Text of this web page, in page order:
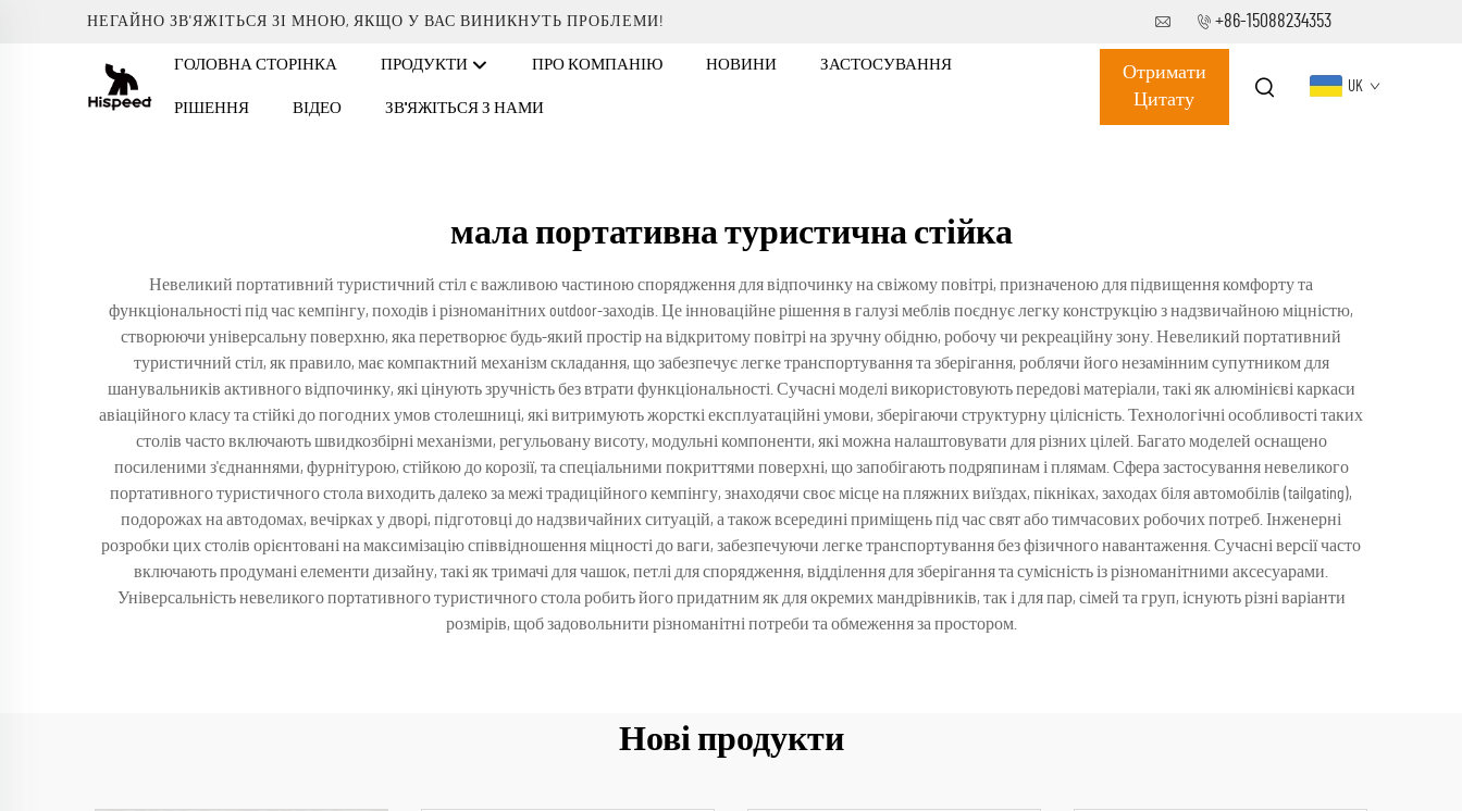
НЕГАЙНО ЗВ'ЯЖІТЬСЯ ЗІ МНОЮ, ЯКЩО У ВАС ВИНИКНУТЬ ПРОБЛЕМИ! +86-15088234353
ГОЛОВНА СТОРІНКА ПРОДУКТИ ПРО КОМПАНІЮ НОВИНИ ЗАСТОСУВАННЯ
РІШЕННЯ ВІДЕО ЗВ'ЯЖІТЬСЯ З НАМИ
Отримати
Цитату
UK
мала портативна туристична стійка
Невеликий портативний туристичний стіл є важливою частиною спорядження для відпочинку на свіжому повітрі, призначеною для підвищення комфорту та
функціональності під час кемпінгу, походів і різноманітних outdoor-заходів. Це інноваційне рішення в галузі меблів поєднує легку конструкцію з надзвичайною міцністю,
створюючи універсальну поверхню, яка перетворює будь-який простір на відкритому повітрі на зручну обідню, робочу чи рекреаційну зону. Невеликий портативний
туристичний стіл, як правило, має компактний механізм складання, що забезпечує легке транспортування та зберігання, роблячи його незамінним супутником для
шанувальників активного відпочинку, які цінують зручність без втрати функціональності. Сучасні моделі використовують передові матеріали, такі як алюмінієві каркаси
авіаційного класу та стійкі до погодних умов столешниці, які витримують жорсткі експлуатаційні умови, зберігаючи структурну цілісність. Технологічні особливості таких
столів часто включають швидкозбірні механізми, регульовану висоту, модульні компоненти, які можна налаштовувати для різних цілей. Багато моделей оснащено
посиленими з'єднаннями, фурнітурою, стійкою до корозії, та спеціальними покриттями поверхні, що запобігають подряпинам і плямам. Сфера застосування невеликого
портативного туристичного стола виходить далеко за межі традиційного кемпінгу, знаходячи своє місце на пляжних виїздах, пікніках, заходах біля автомобілів (tailgating),
подорожах на автодомах, вечірках у дворі, підготовці до надзвичайних ситуацій, а також всередині приміщень під час свят або тимчасових робочих потреб. Інженерні
розробки цих столів орієнтовані на максимізацію співвідношення міцності до ваги, забезпечуючи легке транспортування без фізичного навантаження. Сучасні версії часто
включають продумані елементи дизайну, такі як тримачі для чашок, петлі для спорядження, відділення для зберігання та сумісність із різноманітними аксесуарами.
Універсальність невеликого портативного туристичного стола робить його придатним як для окремих мандрівників, так і для пар, сімей та груп, існують різні варіанти
розмірів, щоб задовольнити різноманітні потреби та обмеження за простором.
Нові продукти